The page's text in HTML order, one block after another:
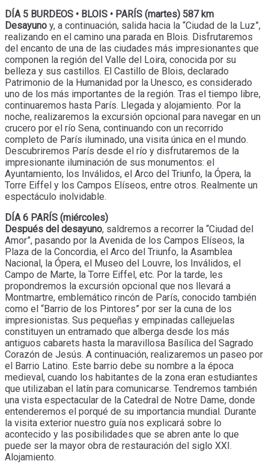
DÍA 5 BURDEOS • BLOIS • PARÍS (martes) 587 km
Desayuno y, a continuación, salida hacia la “Ciudad de la Luz”,
realizando en el camino una parada en Blois. Disfrutaremos
del encanto de una de las ciudades más impresionantes que
componen la región del Valle del Loira, conocida por su
belleza y sus castillos. El Castillo de Blois, declarado
Patrimonio de la Humanidad por la Unesco, es considerado
uno de los más importantes de la región. Tras el tiempo libre,
continuaremos hasta París. Llegada y alojamiento. Por la
noche, realizaremos la excursión opcional para navegar en un
crucero por el río Sena, continuando con un recorrido
completo de París iluminado, una visita única en el mundo.
Descubriremos París desde el río y disfrutaremos de la
impresionante iluminación de sus monumentos: el
Ayuntamiento, los Inválidos, el Arco del Triunfo, la Ópera, la
Torre Eiffel y los Campos Elíseos, entre otros. Realmente un
espectáculo inolvidable.
DÍA 6 PARÍS (miércoles)
Después del desayuno, saldremos a recorrer la “Ciudad del
Amor”, pasando por la Avenida de los Campos Elíseos, la
Plaza de la Concordia, el Arco del Triunfo, la Asamblea
Nacional, la Ópera, el Museo del Louvre, los Inválidos, el
Campo de Marte, la Torre Eiffel, etc. Por la tarde, les
propondremos la excursión opcional que nos llevará a
Montmartre, emblemático rincón de París, conocido también
como el “Barrio de los Pintores” por ser la cuna de los
impresionistas. Sus pequeñas y empinadas callejuelas
constituyen un entramado que alberga desde los más
antiguos cabarets hasta la maravillosa Basílica del Sagrado
Corazón de Jesús. A continuación, realizaremos un paseo por
el Barrio Latino. Este barrio debe su nombre a la época
medieval, cuando los habitantes de la zona eran estudiantes
que utilizaban el latín para comunicarse. Tendremos también
una vista espectacular de la Catedral de Notre Dame, donde
entenderemos el porqué de su importancia mundial. Durante
la visita exterior nuestro guía nos explicará sobre lo
acontecido y las posibilidades que se abren ante lo que
puede ser la mayor obra de restauración del siglo XXI.
Alojamiento.